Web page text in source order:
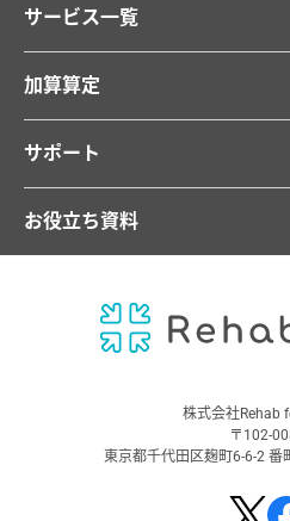
サービス一覧
加算算定
サポート
お役立ち資料
株式会社Rehab
〒102-
東京都千代田区麹町6-6-2 番